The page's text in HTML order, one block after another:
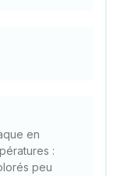
en
:
peu